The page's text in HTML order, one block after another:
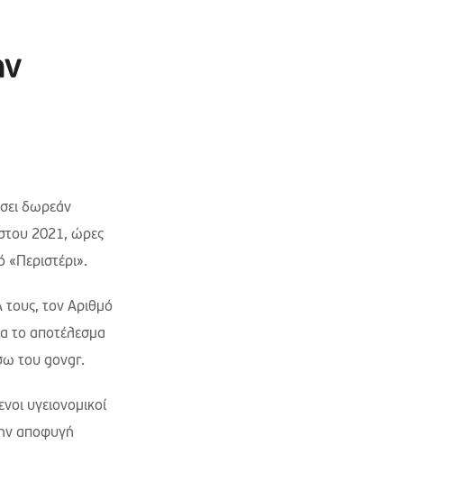
δωρεάν
2021, ώρες
τους, τον Αριθμό
το αποτέλεσμα
του govgr.
υγειονομικοί
αποφυγή